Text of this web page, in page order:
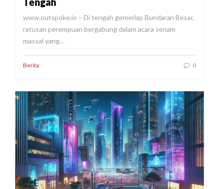
www.outspoke.io – Di tengah gemerlap Bundaran Besar,
ratusan perempuan bergabung dalam acara senam
massal yang…
Berita 0